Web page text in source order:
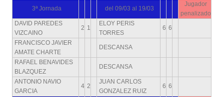
3ª Jornada del 09/03 al 19/03
Jugador
penalizado
DAVID PAREDES
VIZCAINO
2 1
ELOY PERIS
TORRES
6 6
FRANCISCO JAVIER
AMATE CHARTE
DESCANSA
RAFAEL BENAVIDES
BLAZQUEZ
DESCANSA
ANTONIO NAVIO
GARCIA
4 2
JUAN CARLOS
GONZALEZ RUIZ
6 6